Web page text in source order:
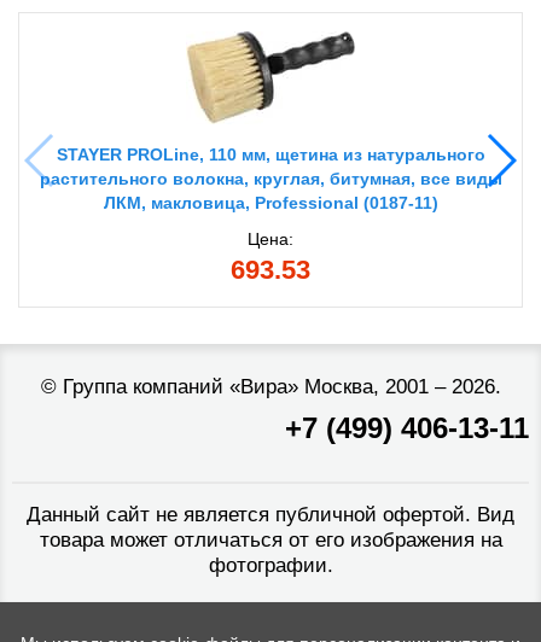
STAYER PROLine, 110 мм, щетина из натурального
растительного волокна, круглая, битумная, все виды
ЛКМ, макловица, Professional (0187-11)
Цена:
693.53
© Группа компаний «Вира»Москва, 2001 – 2026.
+7 (499) 406-13-11
Данный сайт не является публичной офертой. Вид
товара может отличаться от его изображения на
фотографии.